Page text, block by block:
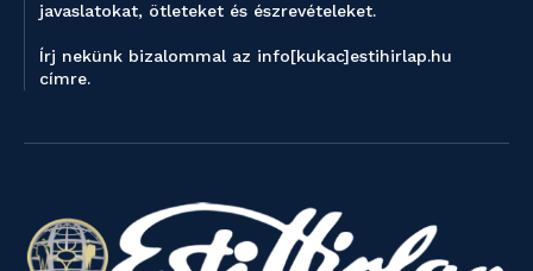
javaslatokat, ötleteket és észrevételeket.
Írj nekünk bizalommal az info[kukac]estihirlap.hu
címre.